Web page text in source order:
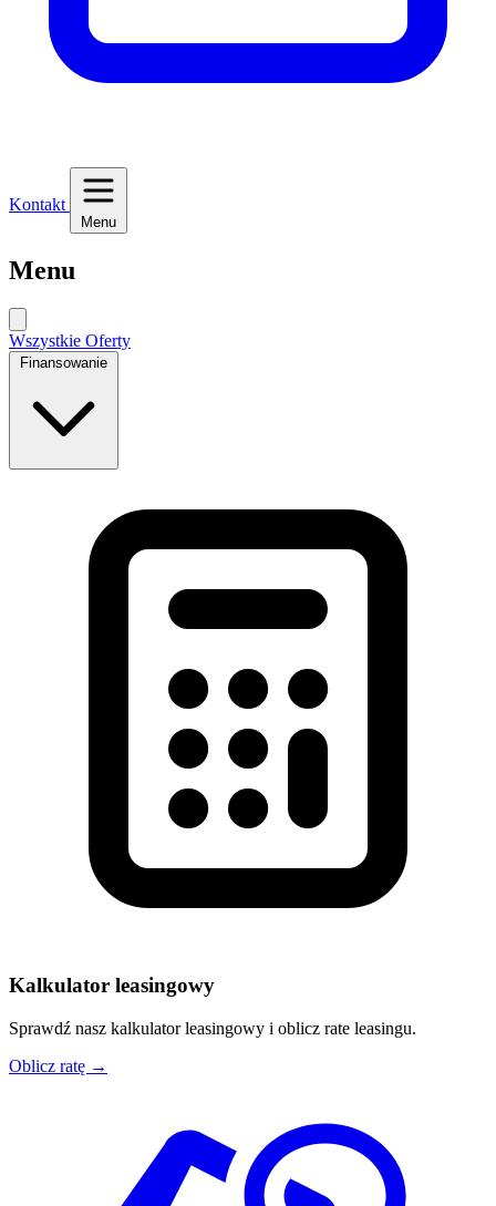
Kontakt
Menu
Menu
Wszystkie Oferty
Finansowanie
Kalkulator leasingowy
Sprawdź nasz kalkulator leasingowy i oblicz rate leasingu.
Oblicz ratę →